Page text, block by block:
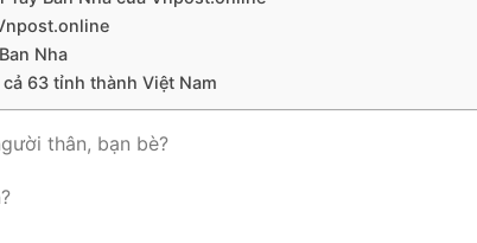
Nha
63 tỉnh thành Việt Nam
thân, bạn bè?